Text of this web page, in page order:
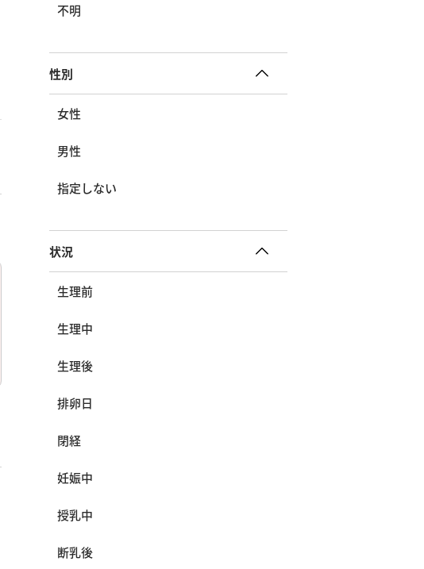
不明
性別
女性
男性
指定しない
状況
生理前
生理中
生理後
排卵日
閉経
妊娠中
授乳中
断乳後